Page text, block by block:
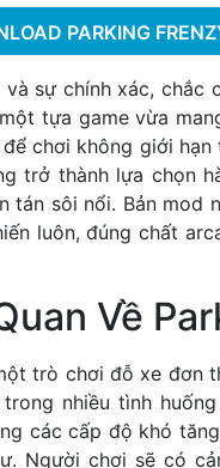
PARKING
sự chính xác, chắc
tựa game vừa
chơi không giới hạn
trở thành lựa chọn
tán sôi nổi. Bản
luôn, đúng chất
Về
trò chơi đỗ xe đơn
nhiều tình
các cấp độ khó
Người chơi sẽ có